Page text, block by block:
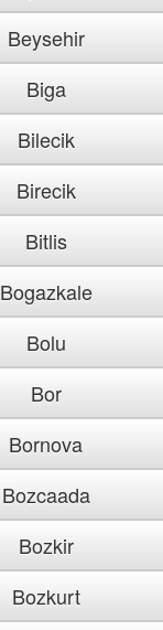
Beysehir
Biga
Bilecik
Birecik
Bitlis
Bogazkale
Bolu
Bor
Bornova
Bozcaada
Bozkir
Bozkurt